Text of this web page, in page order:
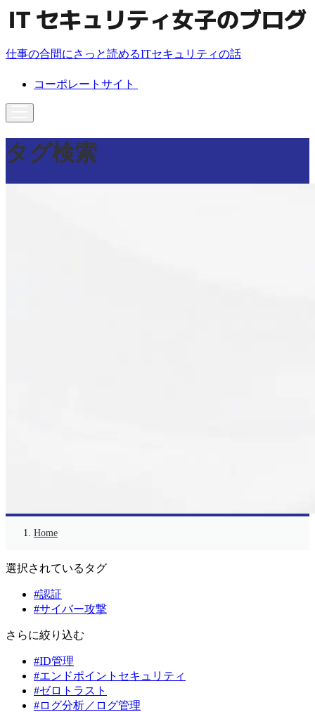
仕事の合間にさっと読めるITセキュリティの話
コーポレートサイト
タグ検索
Home
選択されているタグ
#認証
#サイバー攻撃
さらに絞り込む
#ID管理
#エンドポイントセキュリティ
#ゼロトラスト
#ログ分析／ログ管理